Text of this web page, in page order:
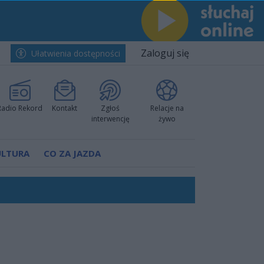
Ułatwienia dostępności Zaloguj się
Rekord Kontakt
Zgłoś
interwencję
Relacje na
żywo
CO ZA JAZDA
i pewnie wygrali przy Struga